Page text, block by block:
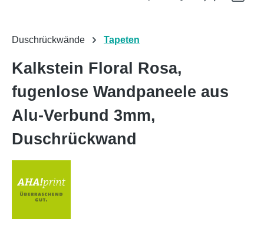
Duschrückwände Tapeten
Kalkstein Floral Rosa,
fugenlose Wandpaneele aus
Alu-Verbund 3mm,
Duschrückwand